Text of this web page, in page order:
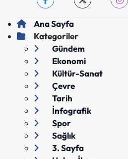
Ana Sayfa
Kategoriler
Gündem
Ekonomi
Kültür-Sanat
Çevre
Tarih
İnfografik
Spor
Sağlık
3. Sayfa